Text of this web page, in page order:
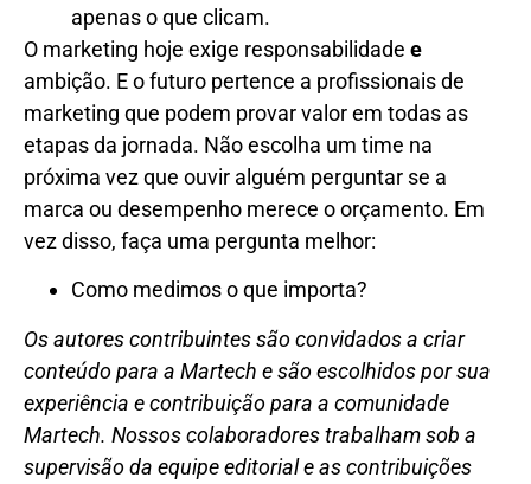
apenas o que clicam.
O marketing hoje exige responsabilidade e
ambição. E o futuro pertence a profissionais de
marketing que podem provar valor em todas as
etapas da jornada. Não escolha um time na
próxima vez que ouvir alguém perguntar se a
marca ou desempenho merece o orçamento. Em
vez disso, faça uma pergunta melhor:
Como medimos o que importa?
Os autores contribuintes são convidados a criar
conteúdo para a Martech e são escolhidos por sua
experiência e contribuição para a comunidade
Martech. Nossos colaboradores trabalham sob a
supervisão da equipe editorial e as contribuições